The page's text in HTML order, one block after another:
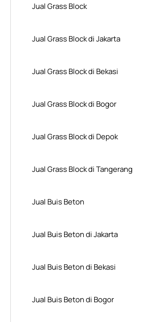
Jual Grass Block
Jual Grass Block di Jakarta
Jual Grass Block di Bekasi
Jual Grass Block di Bogor
Jual Grass Block di Depok
Jual Grass Block di Tangerang
Jual Buis Beton
Jual Buis Beton di Jakarta
Jual Buis Beton di Bekasi
Jual Buis Beton di Bogor